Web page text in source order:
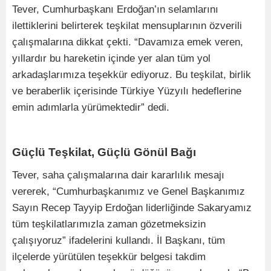
Tever, Cumhurbaşkanı Erdoğan’ın selamlarını
ilettiklerini belirterek teşkilat mensuplarının özverili
çalışmalarına dikkat çekti. “Davamıza emek veren,
yıllardır bu hareketin içinde yer alan tüm yol
arkadaşlarımıza teşekkür ediyoruz. Bu teşkilat, birlik
ve beraberlik içerisinde Türkiye Yüzyılı hedeflerine
emin adımlarla yürümektedir” dedi.
Güçlü Teşkilat, Güçlü Gönül Bağı
Tever, saha çalışmalarına dair kararlılık mesajı
vererek, “Cumhurbaşkanımız ve Genel Başkanımız
Sayın Recep Tayyip Erdoğan liderliğinde Sakaryamız
tüm teşkilatlarımızla zaman gözetmeksizin
çalışıyoruz” ifadelerini kullandı. İl Başkanı, tüm
ilçelerde yürütülen teşekkür belgesi takdim